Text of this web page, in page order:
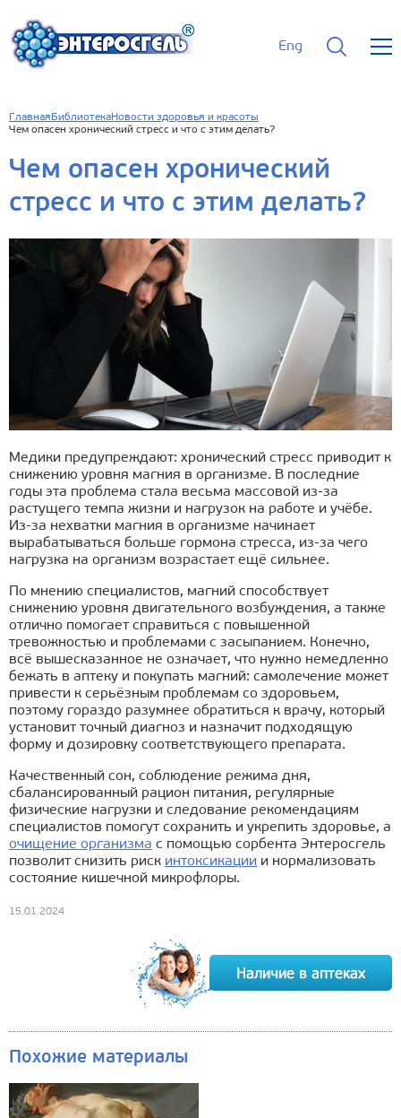
Eng
Главная БиблиотекаНовости здоровья и красоты
Чем опасен хронический стресс и что с этим делать?
Чем опасен хронический
стресс и что с этим делать?
Медики предупреждают: хронический стресс приводит к
снижению уровня магния в организме. В последние
годы эта проблема стала весьма массовой из-за
растущего темпа жизни и нагрузок на работе и учёбе.
Из-за нехватки магния в организме начинает
вырабатываться больше гормона стресса, из-за чего
нагрузка на организм возрастает ещё сильнее.
По мнению специалистов, магний способствует
снижению уровня двигательного возбуждения, а также
отлично помогает справиться с повышенной
тревожностью и проблемами с засыпанием. Конечно,
всё вышесказанное не означает, что нужно немедленно
бежать в аптеку и покупать магний: самолечение может
привести к серьёзным проблемам со здоровьем,
поэтому гораздо разумнее обратиться к врачу, который
установит точный диагноз и назначит подходящую
форму и дозировку соответствующего препарата.
Качественный сон, соблюдение режима дня,
сбалансированный рацион питания, регулярные
физические нагрузки и следование рекомендациям
специалистов помогут сохранить и укрепить здоровье, а
очищение организма с помощью сорбента Энтеросгель
позволит снизить риск интоксикации и нормализовать
состояние кишечной микрофлоры.
15.01.2024
Похожие материалы